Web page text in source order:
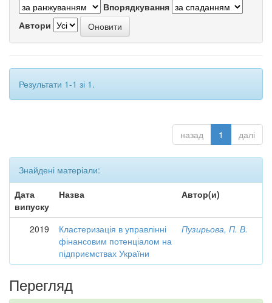
Впорядкування
Автори
Результати 1-1 зі 1.
назад 1 далі
Знайдені матеріали:
Дата
випуску
Назва Автор(и)
2019
Кластеризація в управлінні
фінансовим потенціалом на
підприємствах України
Пузирьова, П. В.
Перегляд